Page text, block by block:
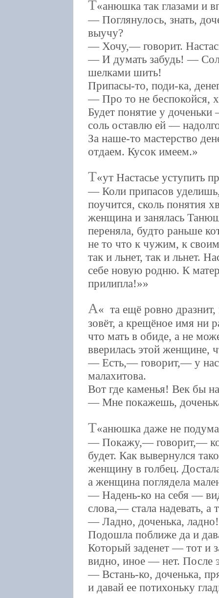
Т анюшка так глазами и
— Поглянулось, знать,
выучу?
— Хочу,— говорит.
— И думать забудь! —
шелками шить!
Припасы-то, поди-ка,
— Про то не беспокойся,
Будет понятие у
соль оставлю ей —
За наше-то мастерство
отдаем. Кусок имеем.
Т ут Настасье уступить
— Коли припасов
поучится, сколь понятия
женщина и занялась
переняла, будто раньше
не то что к чужим, к
так и льнет, так и льнет.
себе новую родню. К
прилипла!»
А
та ещё ровно
зовёт, а крещёное имя ни
что мать в обиде, а не
вверилась этой женщине,
— Есть,— говорит,— у нас
малахитова.
Вот где каменья! Век бы
— Мне покажешь,
Т анюшка даже не
— Покажу,— говорит,—
будет. Как вывернулся
женщину в голбец.
а женщина поглядела
— Надень-ко на себя —
слова,— стала надевать, а
— Ладно, доченька, ладно!
Подошла поближе да и
Который заденет — тот и
видно, иное — нет. После
— Встань-ко, доченька,
и давай ее потихоньку